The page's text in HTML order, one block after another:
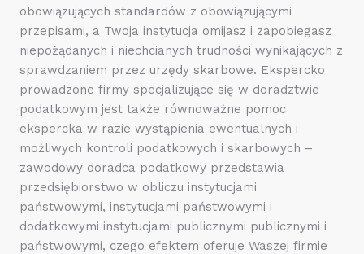
obowiązujących standardów z obowiązującymi
przepisami, a Twoja instytucja omijasz i zapobiegasz
niepożądanych i niechcianych trudności wynikających z
sprawdzaniem przez urzędy skarbowe. Ekspercko
prowadzone firmy specjalizujące się w doradztwie
podatkowym jest także równoważne pomoc
ekspercka w razie wystąpienia ewentualnych i
możliwych kontroli podatkowych i skarbowych –
zawodowy doradca podatkowy przedstawia
przedsiębiorstwo w obliczu instytucjami
państwowymi, instytucjami państwowymi i
dodatkowymi instytucjami publicznymi publicznymi i
państwowymi, czego efektem oferuje Waszej firmie